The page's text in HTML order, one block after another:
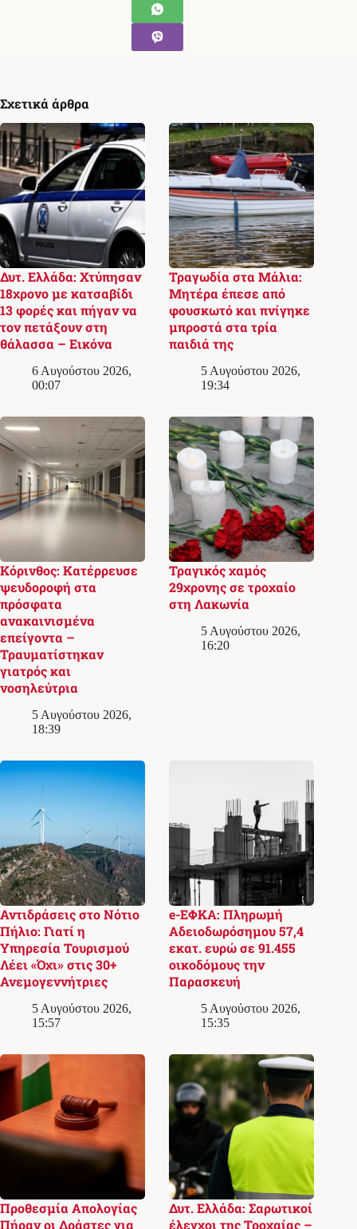
Σχετικά άρθρα
Δυτ. Ελλάδα: Χτύπησαν
18χρονο με κατσαβίδι
13 φορές και πήγαν να
τον πετάξουν στη
θάλασσα – Εικόνα
6 Αυγούστου 2026,
00:07
Τραγωδία στα Μάλια:
Μητέρα έπεσε από
φουσκωτό και πνίγηκε
μπροστά στα τρία
παιδιά της
5 Αυγούστου 2026,
19:34
Κόρινθος: Κατέρρευσε
ψευδοροφή στα
πρόσφατα
ανακαινισμένα
επείγοντα –
Τραυματίστηκαν
γιατρός και
νοσηλεύτρια
5 Αυγούστου 2026,
18:39
Τραγικός χαμός
29χρονης σε τροχαίο
στη Λακωνία
5 Αυγούστου 2026,
16:20
Αντιδράσεις στο Νότιο
Πήλιο: Γιατί η
Υπηρεσία Τουρισμού
Λέει «Όχι» στις 30+
Ανεμογεννήτριες
5 Αυγούστου 2026,
15:57
e-ΕΦΚΑ: Πληρωμή
Αδειοδωρόσημου 57,4
εκατ. ευρώ σε 91.455
οικοδόμους την
Παρασκευή
5 Αυγούστου 2026,
15:35
Προθεσμία Απολογίας
Πήραν οι Δράστες για
Δυτ. Ελλάδα: Σαρωτικοί
έλεγχοι της Τροχαίας –